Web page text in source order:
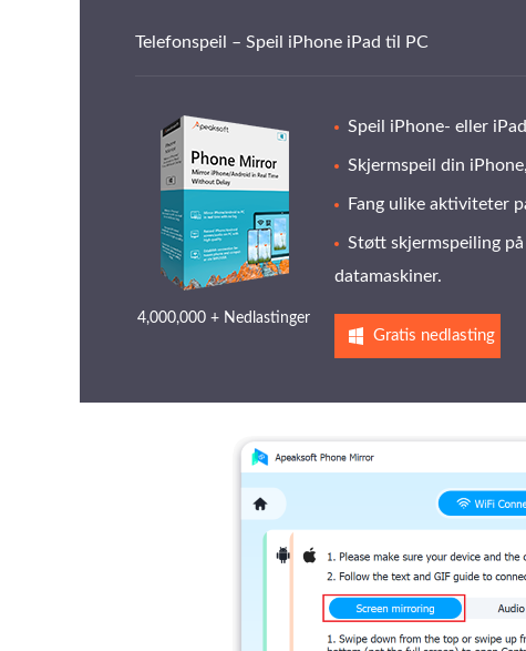
Telefonspeil – Speil iPhone iPad til PC
4,000,000 + Nedlastinger
Speil iPhone- eller
Skjermspeil din
Fang ulike aktiviteter
Støtt skjermspeiling
datamaskiner.
Gratis nedlasting